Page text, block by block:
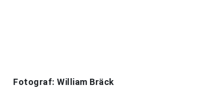
Fotograf: William Bräck